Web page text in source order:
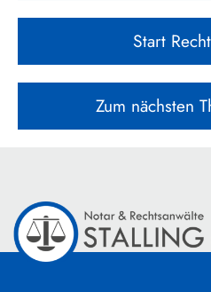
Start
Zum nächsten